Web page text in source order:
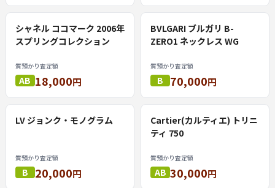
シャネル ココマーク 2006年
スプリングコレクション
質預かり査定額
AB 18,000円
BVLGARI ブルガリ B-
ZERO1 ネックレス WG
質預かり査定額
B 70,000円
LV ジョンク・モノグラム
質預かり査定額
B 20,000円
Cartier(カルティエ) トリニ
ティ 750
質預かり査定額
AB 30,000円